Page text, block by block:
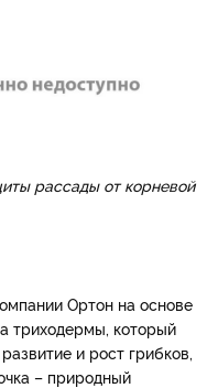
рассады от корневой
Ортон на основе
триходермы, который
и рост грибков,
– природный